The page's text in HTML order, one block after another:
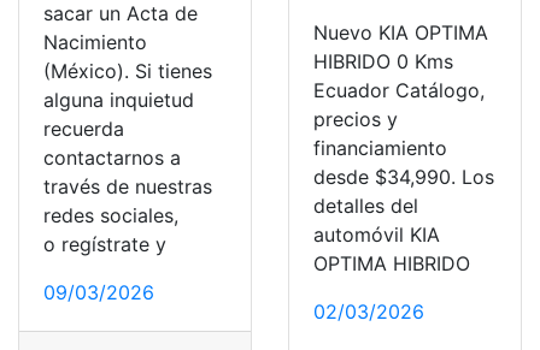
sacar un Acta de
Nacimiento
(México). Si tienes
alguna inquietud
recuerda
contactarnos a
través de nuestras
redes sociales,
o regístrate y
09/03/2026
Nuevo KIA OPTIMA
HIBRIDO 0 Kms
Ecuador Catálogo,
precios y
financiamiento
desde $34,990. Los
detalles del
automóvil KIA
OPTIMA HIBRIDO
02/03/2026